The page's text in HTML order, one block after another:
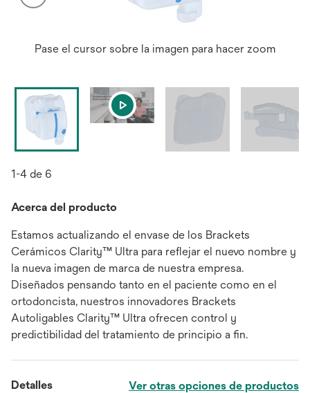
Pase el cursor sobre la imagen para hacer zoom
1-4 de 6
Acerca del producto
Estamos actualizando el envase de los Brackets
Cerámicos Clarity™ Ultra para reflejar el nuevo nombre y
la nueva imagen de marca de nuestra empresa.
Diseñados pensando tanto en el paciente como en el
ortodoncista, nuestros innovadores Brackets
Autoligables Clarity™ Ultra ofrecen control y
predictibilidad del tratamiento de principio a fin.
Detalles Ver otras opciones de productos